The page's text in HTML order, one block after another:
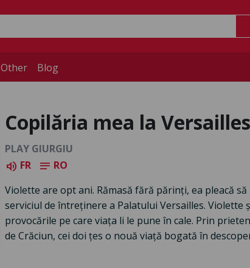
Other Blog
Copilăria mea la
PLAY GIURGIU
volume_up FR notes RO
Violette are opt ani. Rămasă fără părinți, ea pleacă
serviciul de întreținere a Palatului Versailles. Violette
provocările pe care viața li le pune în cale. Prin
de Crăciun, cei doi țes o nouă viață bogată în